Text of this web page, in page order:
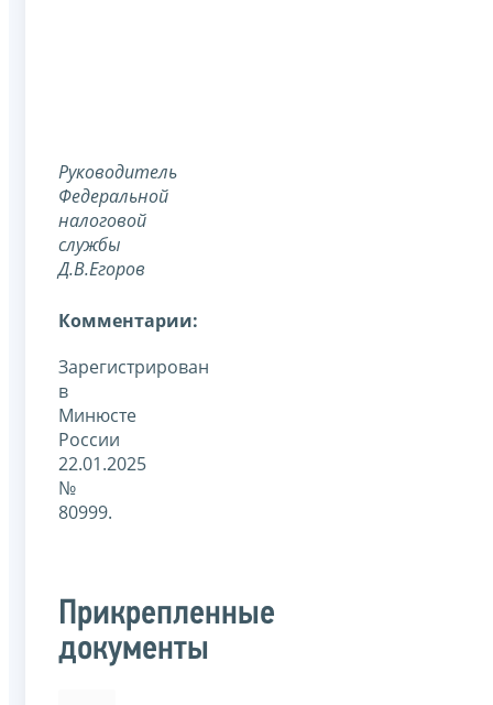
Руководитель
Федеральной
налоговой
службы
Д.В.Егоров
Комментарии:
Зарегистрирован
в
Минюсте
России
22.01.2025
№
80999.
Прикрепленные
документы